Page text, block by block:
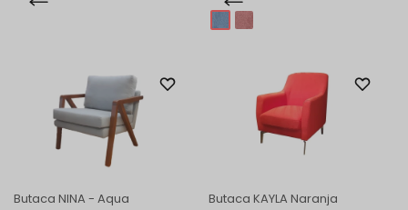
Butaca NINA - Aqua Butaca KAYLA Naranja